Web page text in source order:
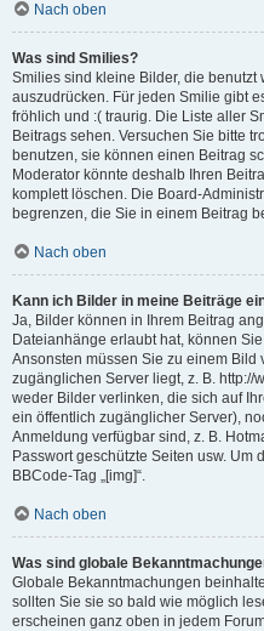
Nach oben
Was sind Smilies?
Smilies sind kleine Bilder, die benutzt
auszudrücken. Für jeden Smilie gibt
fröhlich und :( traurig. Die Liste aller
Beitrags sehen. Versuchen Sie bitte
benutzen, sie können einen Beitrag
Moderator könnte deshalb Ihren
komplett löschen. Die Board-
begrenzen, die Sie in einem Beitrag
Nach oben
Kann ich Bilder in meine Beiträge
Ja, Bilder können in Ihrem Beitrag
Dateianhänge erlaubt hat, können
Ansonsten müssen Sie zu einem Bild
zugänglichen Server liegt, z. B. http://
weder Bilder verlinken, die sich auf
ein öffentlich zugänglicher Server),
Anmeldung verfügbar sind, z. B.
Passwort geschützte Seiten usw. Um
BBCode-Tag „[img]“.
Nach oben
Was sind globale
Globale Bekanntmachungen
sollten Sie sie so bald wie möglich
erscheinen ganz oben in jedem